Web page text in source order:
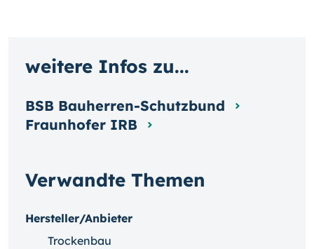
Verwandte Themen
Hersteller/Anbieter
Trockenbau
weitere Infos zu...
BSB Bauherren-Schutzbund
Fraunhofer IRB